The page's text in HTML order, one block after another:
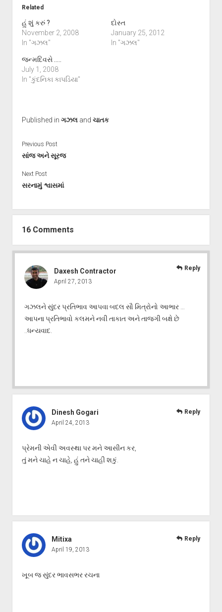
Related
હું શું કરું ?
November 2, 2008
In "ગઝલ"
દોસ્ત
January 25, 2012
In "ગઝલ"
જન્મદિવસે …..
July 1, 2008
In "કુંદનિકા કાપડિયા"
Published in ગઝલand ચાતક
Previous Post
સાંજ અને સૂરજ
Next Post
સરનામું શ્વાસમાં
16 Comments
Daxesh Contractor
April 27, 2013
ગઝલને સુંદર પ્રતિભાવ આપવા બદલ સૌ મિત્રોનો આભાર …
આપના પ્રતિભાવો કલમને નવી તાકાત અને તાજગી બક્ષે છે
..ધન્યવાદ.
Reply
Dinesh Gogari
April 24, 2013
પ્રેમની એવી અવસ્થા પર મને આસીન કર,
તું મને ચાહે ન ચાહે, હું તને ચાહી શકું.
Reply
Mitixa
April 19, 2013
ખૂબ જ સુંદર ભાવસભર રચના
Reply